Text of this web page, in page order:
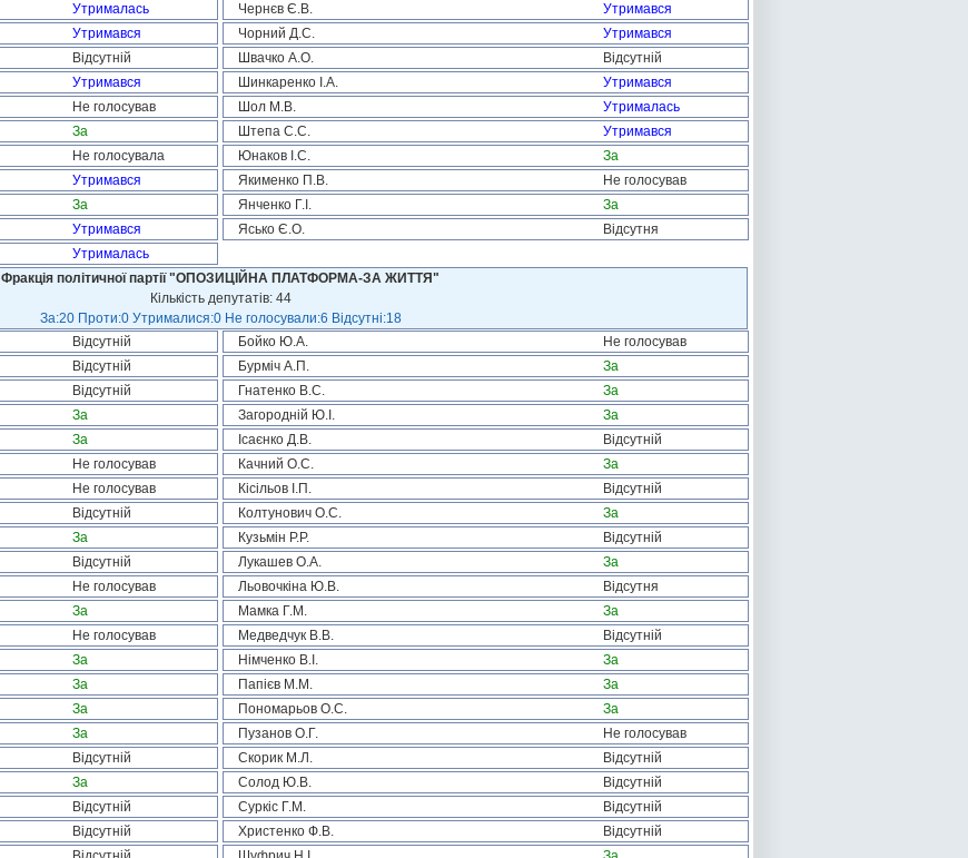
Утрималась Чернєв Є.В.
Утримався
Утримався Чорний Д.С.
Утримався
Відсутній Швачко А.О.
Відсутній
Утримався Шинкаренко І.А.
Утримався
Не голосував Шол М.В.
Утрималась
За Штепа С.С.
Утримався
Не голосувала Юнаков І.С.
За
Утримався Якименко П.В.
Не голосував
За Янченко Г.І.
За
Утримався Ясько Є.О.
Відсутня
Утрималась
Фракція політичної партії "ОПОЗИЦІЙНА ПЛАТФОРМА-ЗА ЖИТТЯ"
Кількість депутатів: 44
За:20 Проти:0 Утрималися:0 Не голосували:6 Відсутні:18
Відсутній Бойко Ю.А.
Не голосував
Відсутній Бурміч А.П.
За
Відсутній Гнатенко В.С.
За
За Загородній Ю.І.
За
За Ісаєнко Д.В.
Відсутній
Не голосував Качний О.С.
За
Не голосував Кісільов І.П.
Відсутній
Відсутній Колтунович О.С.
За
За Кузьмін Р.Р.
Відсутній
Відсутній Лукашев О.А.
За
Не голосував Льовочкіна Ю.В.
Відсутня
За Мамка Г.М.
За
Не голосував Медведчук В.В.
Відсутній
За Німченко В.І.
За
За Папієв М.М.
За
За Пономарьов О.С.
За
За Пузанов О.Г.
Не голосував
Відсутній Скорик М.Л.
Відсутній
За Солод Ю.В.
Відсутній
Відсутній Суркіс Г.М.
Відсутній
Відсутній Христенко Ф.В.
Відсутній